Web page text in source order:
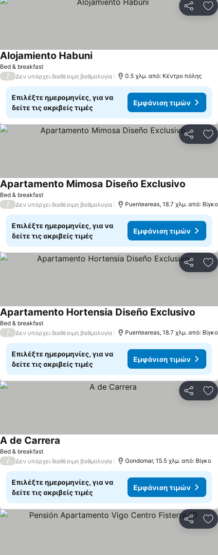
Bed & breakfast
Alojamiento Habuni
/ Δεν υπάρχει διαθέσιμη βαθμολογία 0.5 χλμ. από: Κέντρο πόλης
Επιλέξτε ημερομηνίες, για να
δείτε τις ακριβείς τιμές
Εμφάνιση τιμών
Bed & breakfast
Apartamento Mimosa Diseño Exclusivo
/ Δεν υπάρχει διαθέσιμη βαθμολογία Puenteareas, 18.7 χλμ. από: Βίγκο
Επιλέξτε ημερομηνίες, για να
δείτε τις ακριβείς τιμές
Εμφάνιση τιμών
Bed & breakfast
Apartamento Hortensia Diseño Exclusivo
/ Δεν υπάρχει διαθέσιμη βαθμολογία Puenteareas, 18.7 χλμ. από: Βίγκο
Επιλέξτε ημερομηνίες, για να
δείτε τις ακριβείς τιμές
Εμφάνιση τιμών
Bed & breakfast
A de Carrera
/ Δεν υπάρχει διαθέσιμη βαθμολογία Gondomar, 15.5 χλμ. από: Βίγκο
Επιλέξτε ημερομηνίες, για να
δείτε τις ακριβείς τιμές
Εμφάνιση τιμών